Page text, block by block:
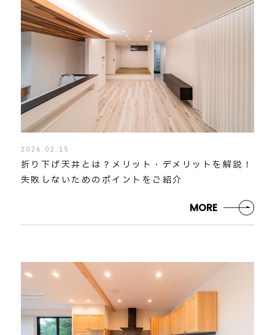
2026.02.15
折り下げ天井とは？メリット・デメリットを解説！
失敗しないためのポイントをご紹介
MORE